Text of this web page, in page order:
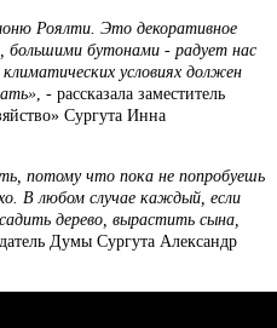
Роялти. Это декоративное
большими бутонами - радует нас
условиях должен
, - рассказала заместитель
Сургута Инна
потому что пока не попробуешь
В любом случае каждый, если
дерево, вырастить сына,
Думы Сургута Александр